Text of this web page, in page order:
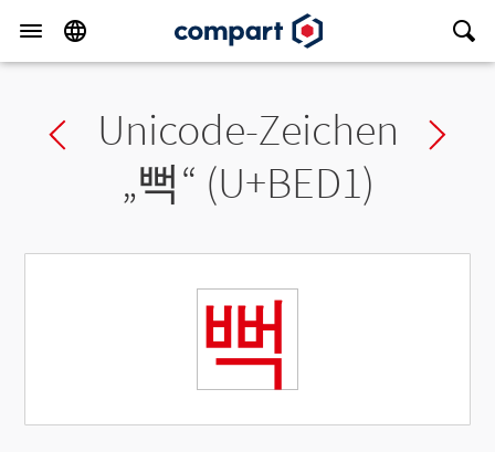
Previous char
Unicode-Zeichen
„뻑“ (U+BED1)
뻑